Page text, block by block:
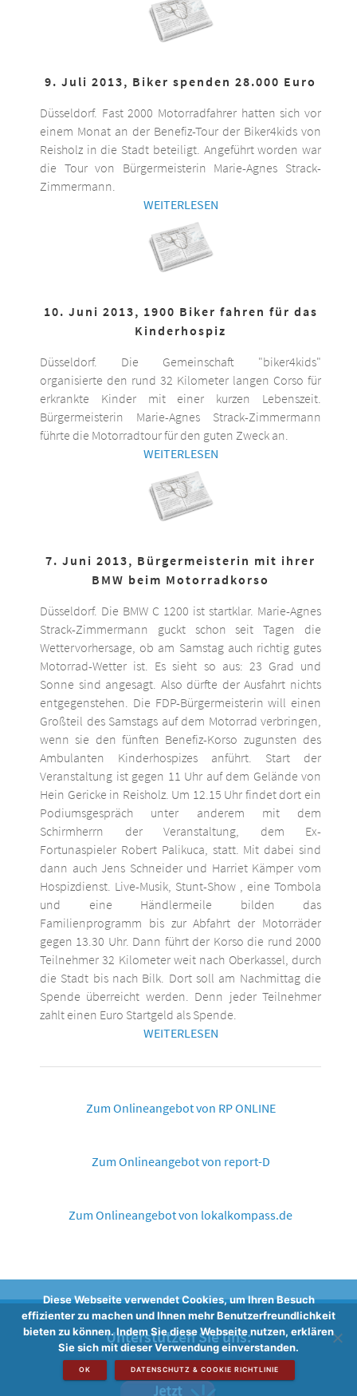
9. Juli 2013, Biker spenden 28.000 Euro
Düsseldorf. Fast 2000 Motorradfahrer hatten sich vor
einem Monat an der Benefiz-Tour der Biker4kids von
Reisholz in die Stadt beteiligt. Angeführt worden war
die Tour von Bürgermeisterin Marie-Agnes Strack-
Zimmermann.
WEITERLESEN
10. Juni 2013, 1900 Biker fahren für das
Kinderhospiz
Düsseldorf. Die Gemeinschaft "biker4kids"
organisierte den rund 32 Kilometer langen Corso für
erkrankte Kinder mit einer kurzen Lebenszeit.
Bürgermeisterin Marie-Agnes Strack-Zimmermann
führte die Motorradtour für den guten Zweck an.
WEITERLESEN
7. Juni 2013, Bürgermeisterin mit ihrer
BMW beim Motorradkorso
Düsseldorf. Die BMW C 1200 ist startklar. Marie-Agnes
Strack-Zimmermann guckt schon seit Tagen die
Wettervorhersage, ob am Samstag auch richtig gutes
Motorrad-Wetter ist. Es sieht so aus: 23 Grad und
Sonne sind angesagt. Also dürfte der Ausfahrt nichts
entgegenstehen. Die FDP-Bürgermeisterin will einen
Großteil des Samstags auf dem Motorrad verbringen,
wenn sie den fünften Benefiz-Korso zugunsten des
Ambulanten Kinderhospizes anführt. Start der
Veranstaltung ist gegen 11 Uhr auf dem Gelände von
Hein Gericke in Reisholz. Um 12.15 Uhr findet dort ein
Podiumsgespräch unter anderem mit dem
Schirmherrn der Veranstaltung, dem Ex-
Fortunaspieler Robert Palikuca, statt. Mit dabei sind
dann auch Jens Schneider und Harriet Kämper vom
Hospizdienst. Live-Musik, Stunt-Show , eine Tombola
und eine Händlermeile bilden das
Familienprogramm bis zur Abfahrt der Motorräder
gegen 13.30 Uhr. Dann führt der Korso die rund 2000
Teilnehmer 32 Kilometer weit nach Oberkassel, durch
die Stadt bis nach Bilk. Dort soll am Nachmittag die
Spende überreicht werden. Denn jeder Teilnehmer
zahlt einen Euro Startgeld als Spende.
WEITERLESEN
Zum Onlineangebot von RP ONLINE
Zum Onlineangebot von report-D
Zum Onlineangebot von lokalkompass.de
Unterstützen Sie uns:
Diese Webseite verwendet Cookies, um Ihren Besuch
effizienter zu machen und Ihnen mehr Benutzerfreundlichkeit
bieten zu können. Indem Sie diese Webseite nutzen, erklären
Sie sich mit dieser Verwendung einverstanden.
OK DATENSCHUTZ & COOKIE RICHTLINIE